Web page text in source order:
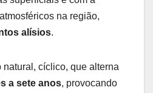
na região,
alísios.
natural, cíclico, que alterna
a sete anos, provocando